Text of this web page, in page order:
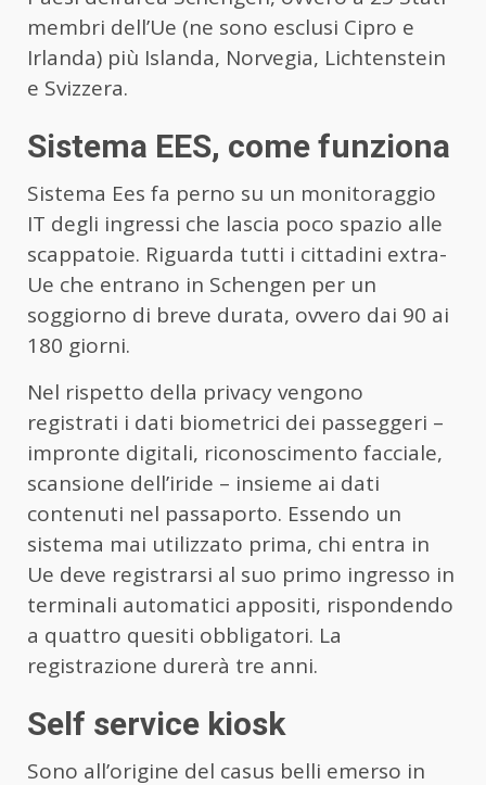
membri dell’Ue (ne sono esclusi Cipro e
Irlanda) più Islanda, Norvegia, Lichtenstein
e Svizzera.
Sistema EES, come funziona
Sistema Ees fa perno su un monitoraggio
IT degli ingressi che lascia poco spazio alle
scappatoie. Riguarda tutti i cittadini extra-
Ue che entrano in Schengen per un
soggiorno di breve durata, ovvero dai 90 ai
180 giorni.
Nel rispetto della privacy vengono
registrati i dati biometrici dei passeggeri –
impronte digitali, riconoscimento facciale,
scansione dell’iride – insieme ai dati
contenuti nel passaporto. Essendo un
sistema mai utilizzato prima, chi entra in
Ue deve registrarsi al suo primo ingresso in
terminali automatici appositi, rispondendo
a quattro quesiti obbligatori. La
registrazione durerà tre anni.
Self service kiosk
Sono all’origine del casus belli emerso in